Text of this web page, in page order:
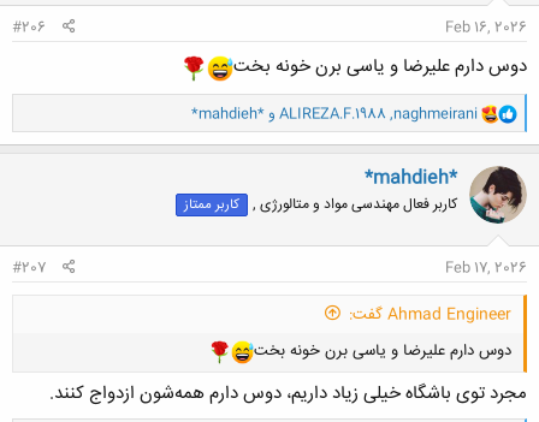
Feb 16, 2026
#206
دوس دارم علیرضا و یاسی برن خونه بخت
و
ا
ک
ن
ش
ه
:
naghmeirani
,
ALIREZA.F.1988 و*mahdieh*
*mahdieh*
کاربر فعال مهندسی مواد و متالورژی , کاربر ممتاز
Feb 17, 2026
#207
Ahmad Engineer گفت:
دوس دارم علیرضا و یاسی برن خونه بخت
مجرد توی باشگاه خیلی زیاد داریم، دوس دارم همه‌شون ازدواج کنند.